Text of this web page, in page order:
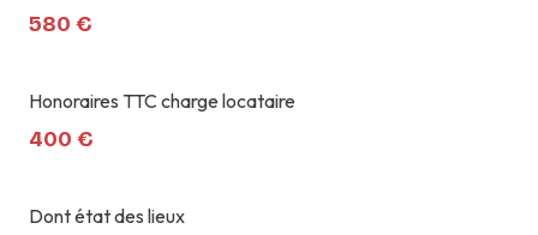
580 €
Honoraires TTC charge locataire
400 €
Dont état des lieux